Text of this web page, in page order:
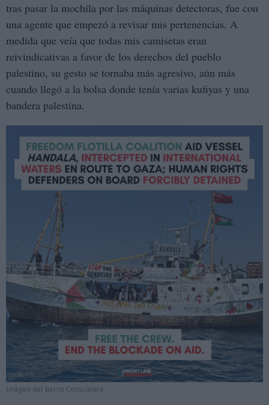
tras pasar la mochila por las máquinas detectoras, fue con
una agente que empezó a revisar mis pertenencias. A
medida que veía que todas mis camisetas eran
reivindicativas a favor de los derechos del pueblo
palestino, su gesto se tornaba más agresivo, aún más
cuando llegó a la bolsa donde tenía varias kufiyas y una
bandera palestina.
Imágen del barco Conscience